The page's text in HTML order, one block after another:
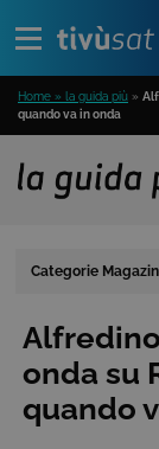
Home » la guida più »
quando va in onda
Categorie
onda su
quando